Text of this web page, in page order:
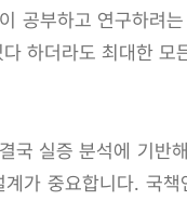
공부하고 연구하려
하더라도 최대한 모
국 실증 분석에 기반
가 중요합니다. 국